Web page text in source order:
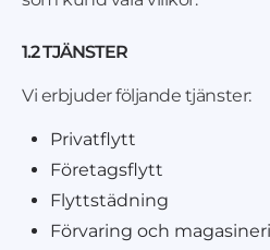
1.2 TJÄNSTER
Vi erbjuder följande tjänster:
Privatflytt
Företagsflytt
Flyttstädning
Förvaring och